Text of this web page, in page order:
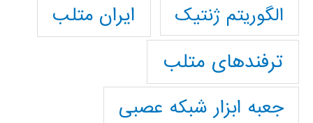
الگوریتم ژنتیک
ایران متلب
ترفندهای متلب
جعبه ابزار شبکه عصبی